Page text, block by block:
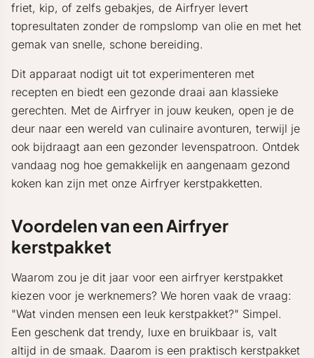
friet, kip, of zelfs gebakjes, de Airfryer levert
topresultaten zonder de rompslomp van olie en met het
gemak van snelle, schone bereiding.
Dit apparaat nodigt uit tot experimenteren met
recepten en biedt een gezonde draai aan klassieke
gerechten. Met de Airfryer in jouw keuken, open je de
deur naar een wereld van culinaire avonturen, terwijl je
ook bijdraagt aan een gezonder levenspatroon. Ontdek
vandaag nog hoe gemakkelijk en aangenaam gezond
koken kan zijn met onze Airfryer kerstpakketten.
Voordelen van een Airfryer
kerstpakket
Waarom zou je dit jaar voor een airfryer kerstpakket
kiezen voor je werknemers? We horen vaak de vraag:
"Wat vinden mensen een leuk kerstpakket?" Simpel.
Een geschenk dat trendy, luxe en bruikbaar is, valt
altijd in de smaak. Daarom is een praktisch kerstpakket